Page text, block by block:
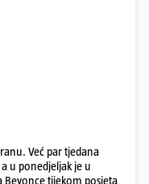
Već par tjedana
u ponedjeljak je u
Beyonce tijekom posjeta